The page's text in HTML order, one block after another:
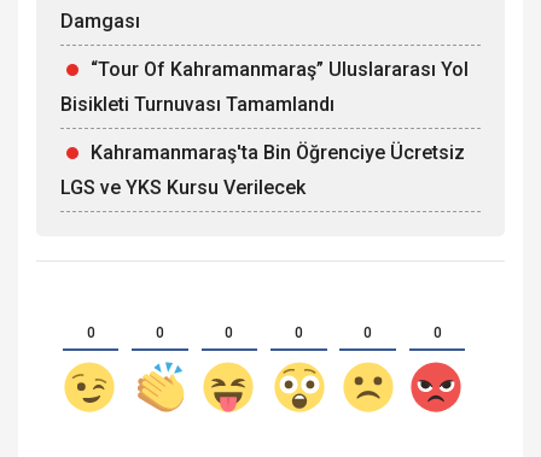
Damgası
“Tour Of Kahramanmaraş” Uluslararası Yol
Bisikleti Turnuvası Tamamlandı
Kahramanmaraş'ta Bin Öğrenciye Ücretsiz
LGS ve YKS Kursu Verilecek
0 0 0 0 0 0